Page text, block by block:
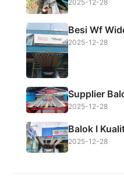
2025-12-28
Besi Wf
2025-12-28
Supplier
2025-12-28
Balok I
2025-12-28